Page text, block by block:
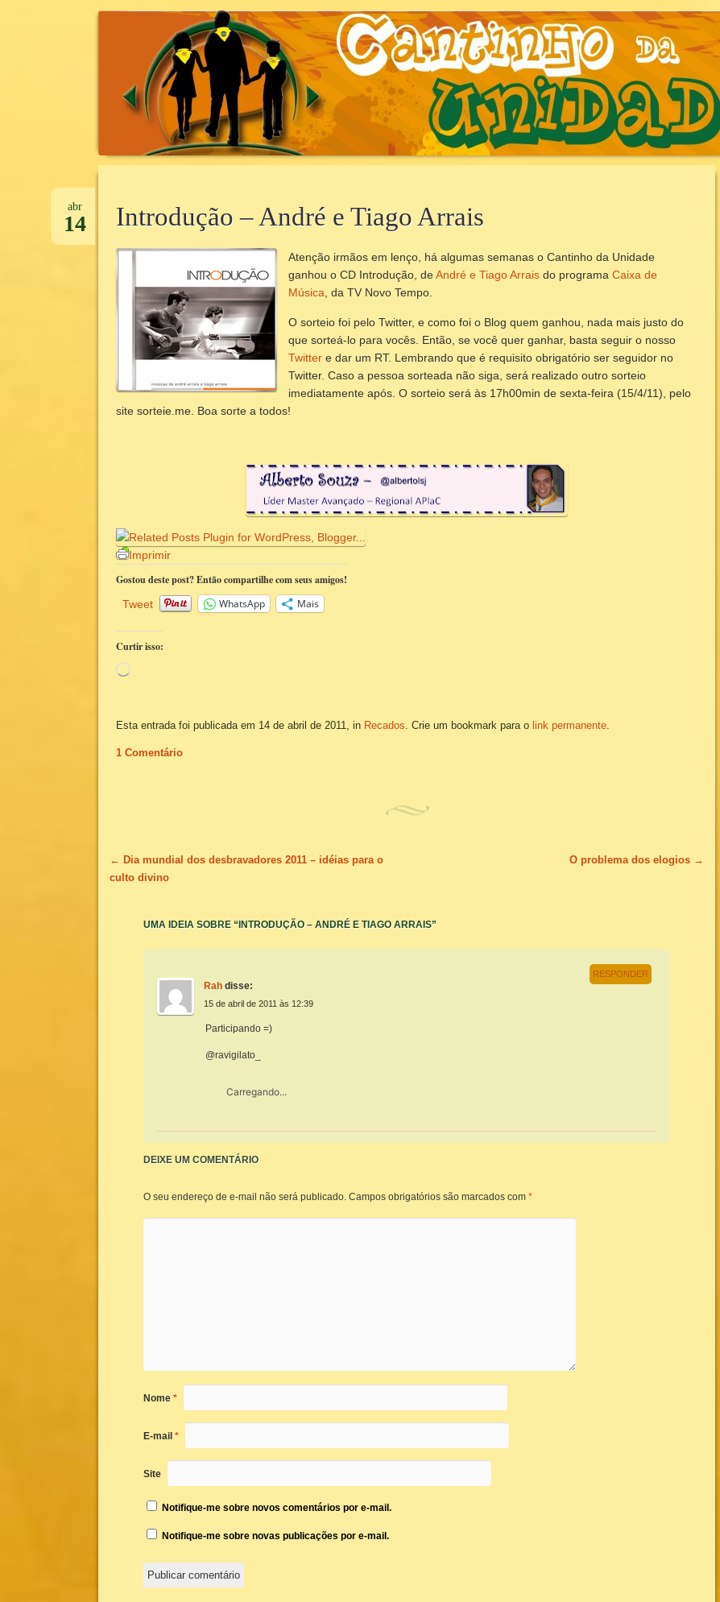
CANTINHODAUNIDADE.COM.BR
CANTINHO DA UNIDADE
conteúdo
Introdução – André e Tiago Arrais
abr
14
Atenção irmãos em lenço, há algumas semanas o Cantinho da Unidade
ganhou o CD Introdução, deAndré e Tiago Arrais do programaCaixa de
Música , da TV Novo Tempo.
O sorteio foi pelo Twitter, e como foi o Blog quem ganhou, nada mais justo do
que sorteá-lo para vocês. Então, se você quer ganhar, basta seguir o nosso
Twitter e dar um RT. Lembrando que é requisito obrigatório ser seguidor no
Twitter. Caso a pessoa sorteada não siga, será realizado outro sorteio
imediatamente após. O sorteio será às 17h00min de sexta-feira (15/4/11), pelo
site sorteie.me. Boa sorte a todos!
Imprimir
Gostou deste post? Então compartilhe com seus amigos!
Tweet WhatsApp Mais
Curtir isso:
Carregando...
Esta entrada foi publicada em 14 de abril de 2011, in Recados . Crie um bookmark para o link permanente
1 Comentário
Navegação de posts
← Dia mundial dos desbravadores 2011 – idéias para o
culto divino
O problema dos elogios →
UMA IDEIA SOBRE “INTRODUÇÃO – ANDRÉ E TIAGO ARRAIS”
Rah disse:
15 de abril de 2011 às 12:39
Participando =)
@ravigilato_
Carregando...
RESPONDER
DEIXE UM COMENTÁRIO
O seu endereço de e-mail não será publicado. Campos obrigatórios são marcados com *
Nome *
E-mail *
Site
Notifique-me sobre novos comentários por e-mail.
Notifique-me sobre novas publicações por e-mail.